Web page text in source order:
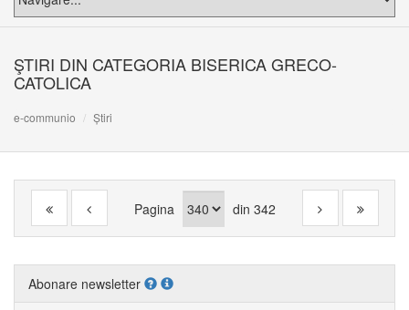
ŞTIRI DIN CATEGORIA BISERICA GRECO-
CATOLICA
e-communio Știri
Pagina din 342
Abonare newsletter